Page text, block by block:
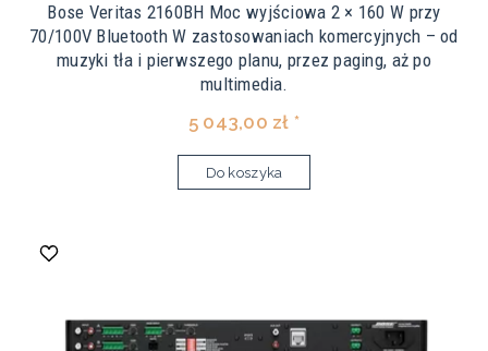
Bose Veritas 2160BH Moc wyjściowa 2 × 160 W przy
70/100V Bluetooth W zastosowaniach komercyjnych – od
muzyki tła i pierwszego planu, przez paging, aż po
multimedia.
5 043,00 zł *
Do koszyka